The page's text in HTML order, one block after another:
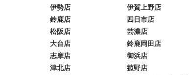
伊勢店
鈴鹿店
松阪店
大台店
志摩店
津北店
伊賀上野店
四日市店
芸濃店
鈴鹿岡田店
御浜店
菰野店